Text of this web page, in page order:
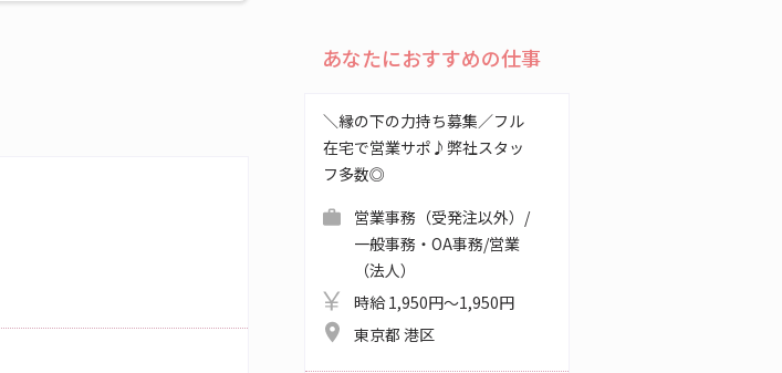
あなたにおすすめの仕事
＼縁の下の力持ち募集／フル
在宅で営業サポ♪弊社スタッ
フ多数◎
営業事務（受発注以外）/
一般事務・OA事務/営業
（法人）
時給 1,950円～1,950円
東京都 港区